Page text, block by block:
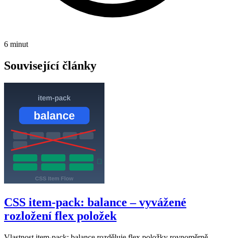
6 minut
Související články
CSS item-pack: balance – vyvážené
rozložení flex položek